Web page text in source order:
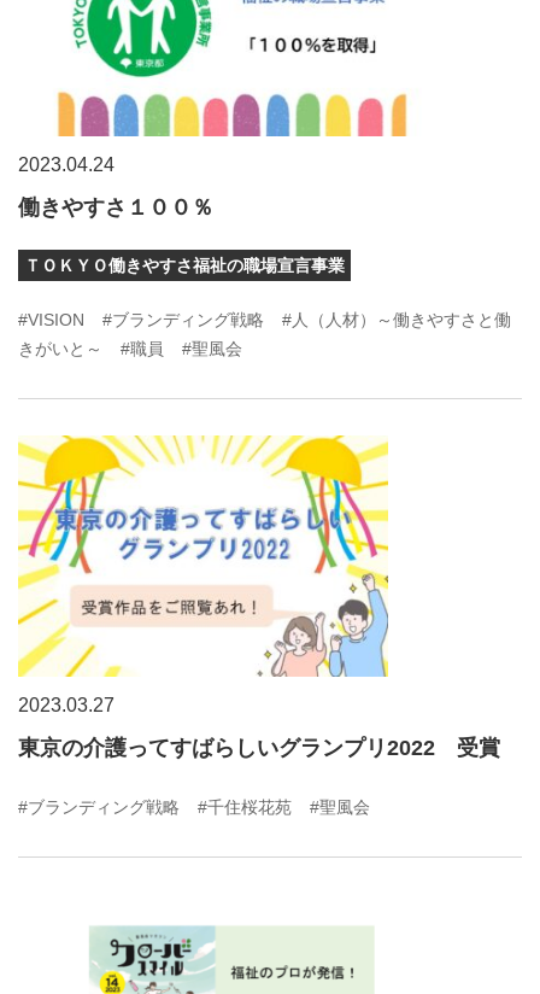
2023.04.24
働きやすさ１００％
ＴＯＫＹＯ働きやすさ福祉の職場宣言事業
#VISION #ブランディング戦略
#人（人材）～働きやすさと働
きがいと～
#職員 #聖風会
2023.03.27
東京の介護ってすばらしいグランプリ2022 受賞
#ブランディング戦略 #千住桜花苑 #聖風会